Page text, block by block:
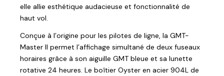
elle allie esthétique audacieuse et fonctionnalité de
haut vol.
Conçue à l’origine pour les pilotes de ligne, la GMT-
Master II permet l’affichage simultané de deux fuseaux
horaires grâce à son aiguille GMT bleue et sa lunette
rotative 24 heures. Le boîtier Oyster en acier 904L de